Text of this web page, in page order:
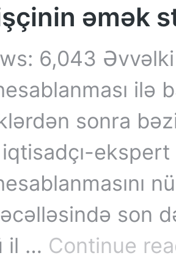
əmək
6,043
ilə
sonra
son
il … Continue